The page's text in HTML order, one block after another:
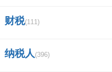
证券法的读音？
财税(111)
纳税人 (396)